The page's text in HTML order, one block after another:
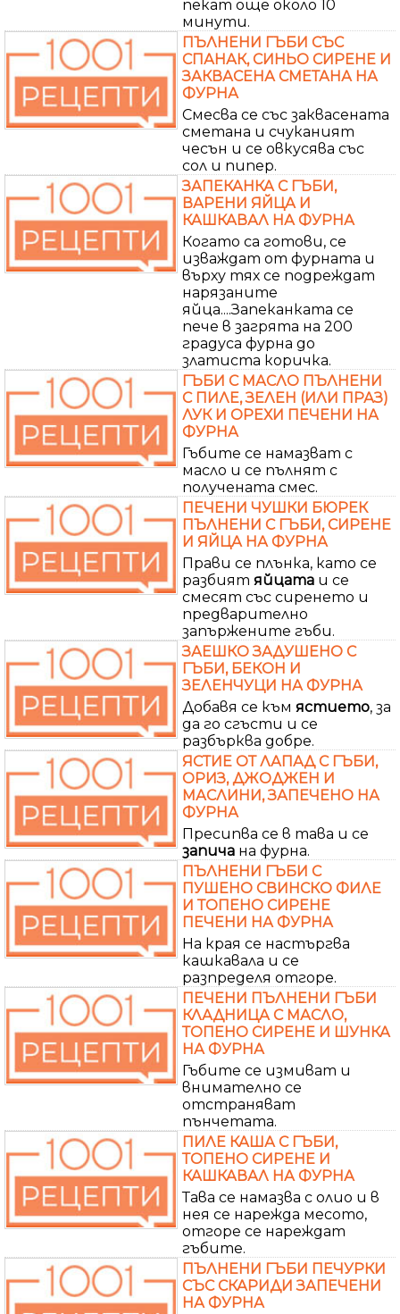
пекат още около 10
минути.
ПЪЛНЕНИ ГЪБИ СЪС
СПАНАК, СИНЬО СИРЕНЕ И
ЗАКВАСЕНА СМЕТАНА НА
ФУРНА
Смесва се със заквасената
сметана и счуканият
чесън и се овкусява със
сол и пипер.
ЗАПЕКАНКА С ГЪБИ,
ВАРЕНИ ЯЙЦА И
КАШКАВАЛ НА ФУРНА
Когато са готови, се
изваждат от фурната и
върху тях се подреждат
нарязаните
яйца....Запеканката се
пече в загрята на 200
градуса фурна до
златиста коричка.
ГЪБИ С МАСЛО ПЪЛНЕНИ
С ПИЛЕ, ЗЕЛЕН (ИЛИ ПРАЗ)
ЛУК И ОРЕХИ ПЕЧЕНИ НА
ФУРНА
Гъбите се намазват с
масло и се пълнят с
получената смес.
ПЕЧЕНИ ЧУШКИ БЮРЕК
ПЪЛНЕНИ С ГЪБИ, СИРЕНЕ
И ЯЙЦА НА ФУРНА
Прави се плънка, като се
разбият яйцата и се
смесят със сиренето и
предварително
запържените гъби.
ЗАЕШКО ЗАДУШЕНО С
ГЪБИ, БЕКОН И
ЗЕЛЕНЧУЦИ НА ФУРНА
Добавя се към ястието, за
да го сгъсти и се
разбърква добре.
ЯСТИЕ ОТ ЛАПАД С ГЪБИ,
ОРИЗ, ДЖОДЖЕН И
МАСЛИНИ, ЗАПЕЧЕНО НА
ФУРНА
Пресипва се в тава и се
запича на фурна.
ПЪЛНЕНИ ГЪБИ С
ПУШЕНО СВИНСКО ФИЛЕ
И ТОПЕНО СИРЕНЕ
ПЕЧЕНИ НА ФУРНА
На края се настъргва
кашкавала и се
разпределя отгоре.
ПЕЧЕНИ ПЪЛНЕНИ ГЪБИ
КЛАДНИЦА С МАСЛО,
ТОПЕНО СИРЕНЕ И ШУНКА
НА ФУРНА
Гъбите се измиват и
внимателно се
отстраняват
пънчетата.
ПИЛЕ КАША С ГЪБИ,
ТОПЕНО СИРЕНЕ И
КАШКАВАЛ НА ФУРНА
Тава се намазва с олио и в
нея се нарежда месото,
отгоре се нареждат
гъбите.
ПЪЛНЕНИ ГЪБИ ПЕЧУРКИ
СЪС СКАРИДИ ЗАПЕЧЕНИ
НА ФУРНА